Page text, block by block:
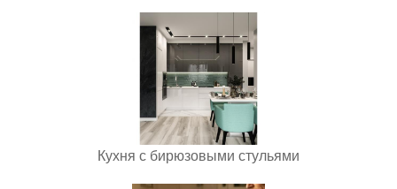
Кухня с бирюзовыми стульями